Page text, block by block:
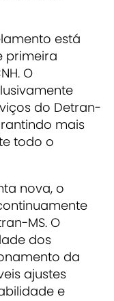
está
primeira
O
do Detran-
mais
todo o
nova, o
MS. O
dos
da
ajustes
e